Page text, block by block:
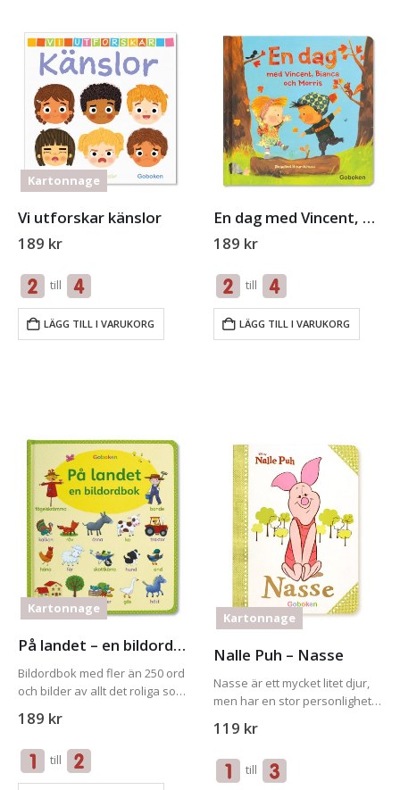
Kartonnage
Vi utforskar känslor
189 kr
till
LÄGG TILL I VARUKORG
En dag med Vincent, Bianca och Morris
189 kr
till
LÄGG TILL I VARUKORG
Kartonnage
På landet – en bildordbok
Bildordbok med fler än 250 ord
och bilder av allt det roliga som
189 kr
till
Kartonnage
Nalle Puh – Nasse
Nasse är ett mycket litet djur,
men har en stor personlighet.
färgstarka boken.
119 kr
till